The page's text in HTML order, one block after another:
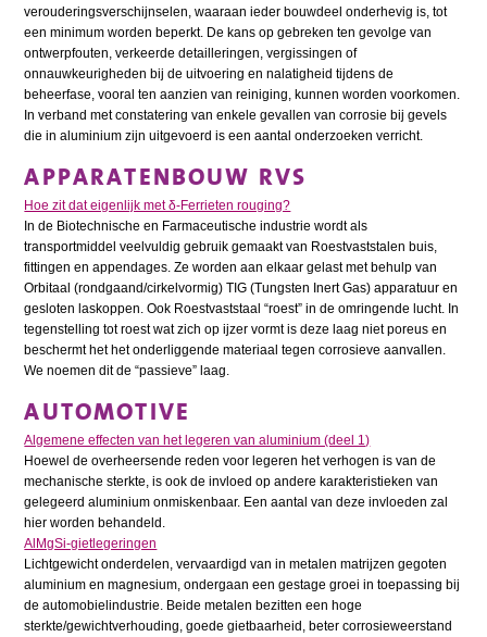
verouderingsverschijnselen, waaraan ieder bouwdeel onderhevig is, tot
een minimum worden beperkt. De kans op gebreken ten gevolge van
ontwerpfouten, verkeerde detailleringen, vergissingen of
onnauwkeurigheden bij de uitvoering en nalatigheid tijdens de
beheerfase, vooral ten aanzien van reiniging, kunnen worden voorkomen.
In verband met constatering van enkele gevallen van corrosie bij gevels
die in aluminium zijn uitgevoerd is een aantal onderzoeken verricht.
APPARATENBOUW RVS
Hoe zit dat eigenlijk met δ-Ferrieten rouging?
In de Biotechnische en Farmaceutische industrie wordt als
transportmiddel veelvuldig gebruik gemaakt van Roestvaststalen buis,
fittingen en appendages. Ze worden aan elkaar gelast met behulp van
Orbitaal (rondgaand/cirkelvormig) TIG (Tungsten Inert Gas) apparatuur en
gesloten laskoppen. Ook Roestvaststaal “roest” in de omringende lucht. In
tegenstelling tot roest wat zich op ijzer vormt is deze laag niet poreus en
beschermt het het onderliggende materiaal tegen corrosieve aanvallen.
We noemen dit de “passieve” laag.
AUTOMOTIVE
Algemene effecten van het legeren van aluminium (deel 1)
Hoewel de overheersende reden voor legeren het verhogen is van de
mechanische sterkte, is ook de invloed op andere karakteristieken van
gelegeerd aluminium onmiskenbaar. Een aantal van deze invloeden zal
hier worden behandeld.
AlMgSi-gietlegeringen
Lichtgewicht onderdelen, vervaardigd van in metalen matrijzen gegoten
aluminium en magnesium, ondergaan een gestage groei in toepassing bij
de automobielindustrie. Beide metalen bezitten een hoge
sterkte/gewichtverhouding, goede gietbaarheid, beter corrosieweerstand